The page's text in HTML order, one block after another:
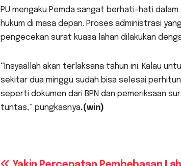
PU mengaku Pemda sangat berhati-hati
hukum di masa depan. Proses administrasi
pengecekan surat kuasa lahan dilakukan
“Insyaallah akan terlaksana tahun ini. Kalau
sekitar dua minggu sudah bisa selesai
seperti dokumen dari BPN dan pemeriksaan
tuntas,” pungkasnya.(win)